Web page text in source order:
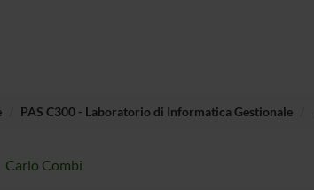
PAS C300 - Laboratorio di Informatica Gestionale
Carlo Combi